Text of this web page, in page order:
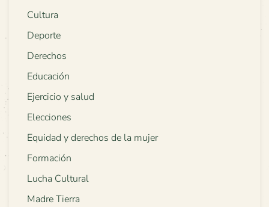
Cultura
Deporte
Derechos
Educación
Ejercicio y salud
Elecciones
Equidad y derechos de la mujer
Formación
Lucha Cultural
Madre Tierra